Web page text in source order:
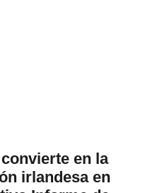
en la
irlandesa en